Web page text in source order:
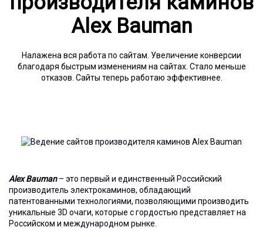
Alex Bauman
Налажена вся работа по сайтам. Увеличение конверсии
благодаря быстрым изменениям на сайтах. Стало меньше
отказов. Сайты теперь работаю эффективнее.
Alex Bauman– это первый и единственный Российский
производитель электрокаминов, обладающий
патентованными технологиями, позволяющими производить
уникальные 3D очаги, которые с гордостью представляет на
Российском и международном рынке.